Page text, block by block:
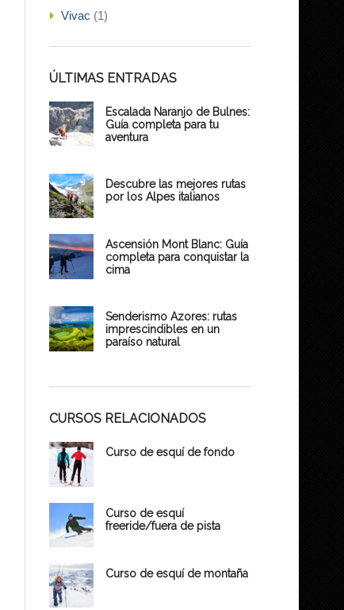
Vivac (1)
ÚLTIMAS ENTRADAS
Escalada Naranjo de Bulnes:
Guía completa para tu
aventura
Descubre las mejores rutas
por los Alpes italianos
Ascensión Mont Blanc: Guía
completa para conquistar la
cima
Senderismo Azores: rutas
imprescindibles en un
paraíso natural
CURSOS RELACIONADOS
Curso de esquí de fondo
Curso de esquí
freeride/fuera de pista
Curso de esquí de montaña